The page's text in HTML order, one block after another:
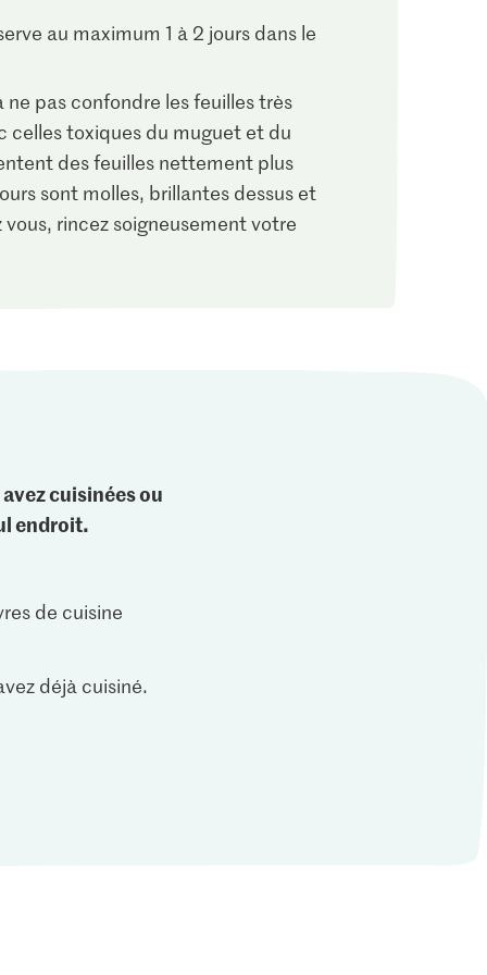
au maximum 1 à 2 jours dans le
pas confondre les feuilles très
celles toxiques du muguet et du
des feuilles nettement plus
sont molles, brillantes dessus et
rincez soigneusement votre
cuisinées ou
endroit.
de cuisine
déjà cuisiné.